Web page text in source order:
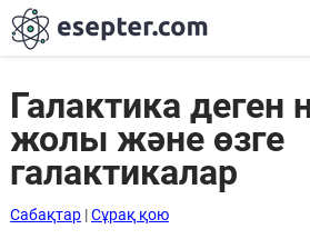
Сабақтар
Хабарландыру
тақтасы
Галактика деген
жолы және өзге
галактикалар
Сабақтар|Сұрақ қою